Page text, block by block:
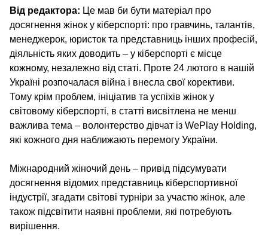
Від редактора: Це мав би бути матеріал про
досягнення жінок у кіберспорті: про гравчинь, талантів,
менеджерок, юристок та представниць інших професій,
діяльність яких доводить – у кіберспорті є місце
кожному, незалежно від статі. Проте 24 лютого в нашій
Україні розпочалася війна і внесла свої корективи.
Тому крім проблем, ініціатив та успіхів жінок у
світовому кіберспорті, в статті висвітлена не менш
важлива тема – волонтерство дівчат із WePlay Holding,
які кожного дня наближають перемогу України.
Міжнародний жіночий день – привід підсумувати
досягнення відомих представниць кіберспортивної
індустрії, згадати світові турніри за участю жінок, але
також підсвітити наявні проблеми, які потребують
вирішення.